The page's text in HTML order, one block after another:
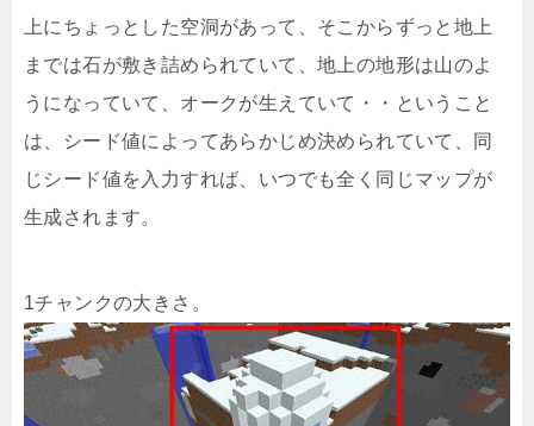
上にちょっとした空洞があって、そこからずっと地上
までは石が敷き詰められていて、地上の地形は山のよ
うになっていて、オークが生えていて・・ということ
は、シード値によってあらかじめ決められていて、同
じシード値を入力すれば、いつでも全く同じマップが
生成されます。
1チャンクの大きさ。